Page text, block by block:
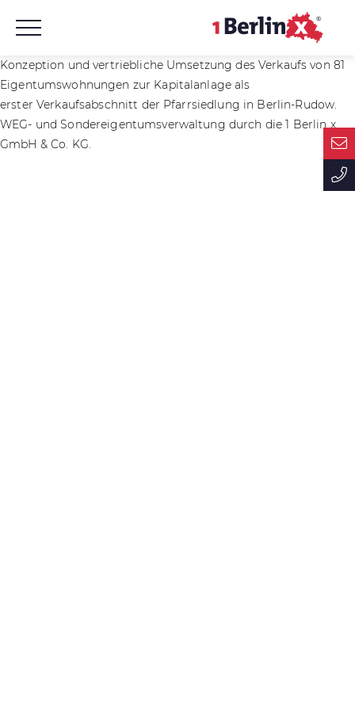
Konzeption und vertriebliche Umsetzung des Verkaufs von 81
Eigentumswohnungen zur Kapitalanlage als
erster Verkaufsabschnitt der Pfarrsiedlung in Berlin-Rudow.
WEG- und Sondereigentumsverwaltung durch die 1 Berlin x
GmbH & Co. KG.